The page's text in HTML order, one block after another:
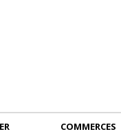
COMMERCES